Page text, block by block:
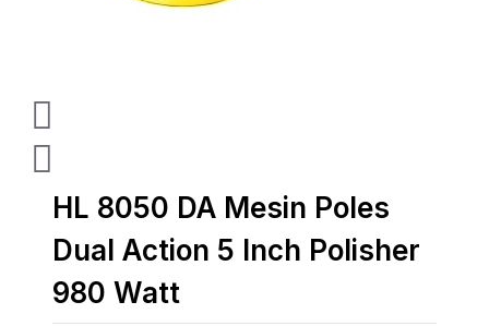
HL 8050 DA Mesin Poles
Dual Action 5 Inch Polisher
980 Watt